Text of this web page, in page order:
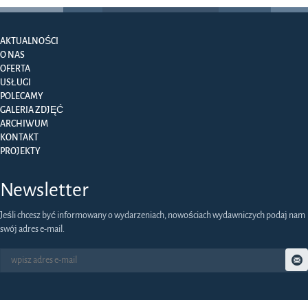
AKTUALNOŚCI
O NAS
OFERTA
USŁUGI
POLECAMY
GALERIA ZDJĘĆ
ARCHIWUM
KONTAKT
PROJEKTY
Newsletter
Jeśli chcesz być informowany o wydarzeniach, nowościach wydawniczych podaj nam
swój adres e-mail.